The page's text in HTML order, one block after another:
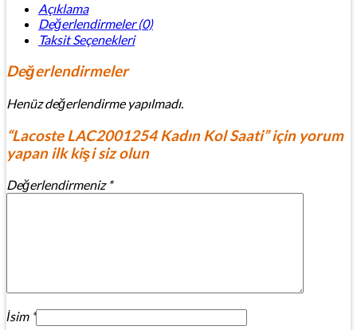
Açıklama
Değerlendirmeler (0)
Taksit Seçenekleri
Değerlendirmeler
Henüz değerlendirme yapılmadı.
“Lacoste LAC2001254 Kadın Kol Saati” için yorum
yapan ilk kişi siz olun
Değerlendirmeniz *
İsim *